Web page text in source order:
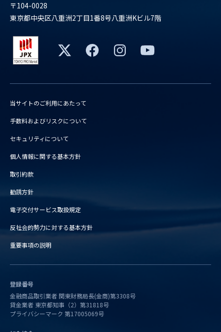
〒104-0028
東京都中央区八重洲2丁目1番8号八重洲Kビル7階
当サイトのご利用にあたって
手数料およびリスクについて
セキュリティについて
個人情報に関する基本方針
取引約款
勧誘方針
電子交付サービス取扱規定
反社会的勢力に対する基本方針
重要事項の説明
登録番号
金融商品取引業者 関東財務局長(金商)第3308号
貸金業者 東京都知事（2）第31818号
プライバシーマーク 第17005069号